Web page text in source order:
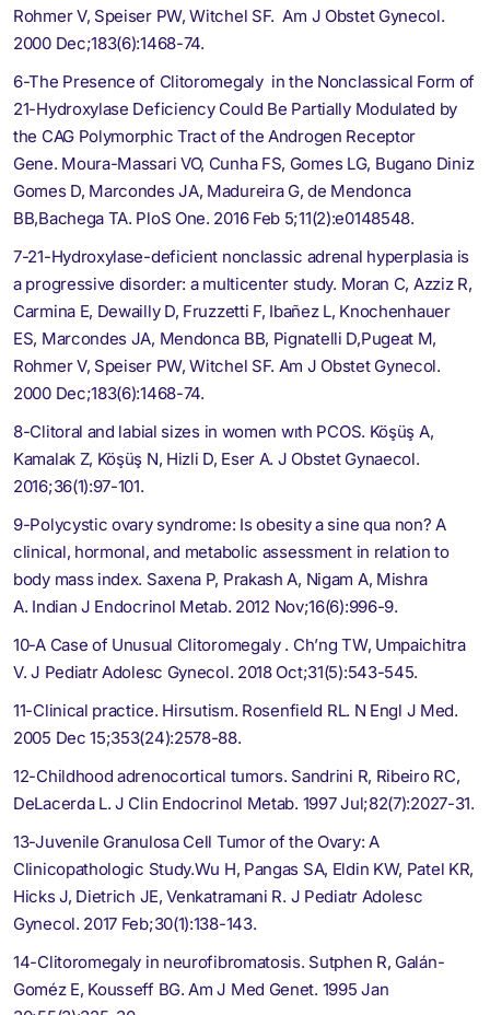
Rohmer V, Speiser PW, Witchel SF. Am J Obstet Gynecol.
2000 Dec;183(6):1468-74.
6-The Presence of Clitoromegaly in the Nonclassical Form of
21-Hydroxylase Deficiency Could Be Partially Modulated by
the CAG Polymorphic Tract of the Androgen Receptor
Gene. Moura-Massari VO, Cunha FS, Gomes LG, Bugano Diniz
Gomes D, Marcondes JA, Madureira G, de Mendonca
BB,Bachega TA. PloS One. 2016 Feb 5;11(2):e0148548.
7-21-Hydroxylase-deficient nonclassic adrenal hyperplasia is
a progressive disorder: a multicenter study. Moran C, Azziz R,
Carmina E, Dewailly D, Fruzzetti F, Ibañez L, Knochenhauer
ES, Marcondes JA, Mendonca BB, Pignatelli D,Pugeat M,
Rohmer V, Speiser PW, Witchel SF. Am J Obstet Gynecol.
2000 Dec;183(6):1468-74.
8-Clitoral and labial sizes in women wıth PCOS. Köşüş A,
Kamalak Z, Köşüş N, Hizli D, Eser A. J Obstet Gynaecol.
2016;36(1):97-101.
9-Polycystic ovary syndrome: Is obesity a sine qua non? A
clinical, hormonal, and metabolic assessment in relation to
body mass index. Saxena P, Prakash A, Nigam A, Mishra
A. Indian J Endocrinol Metab. 2012 Nov;16(6):996-9.
10-A Case of Unusual Clitoromegaly . Ch’ng TW, Umpaichitra
V. J Pediatr Adolesc Gynecol. 2018 Oct;31(5):543-545.
11-Clinical practice. Hirsutism. Rosenfield RL. N Engl J Med.
2005 Dec 15;353(24):2578-88.
12-Childhood adrenocortical tumors. Sandrini R, Ribeiro RC,
DeLacerda L. J Clin Endocrinol Metab. 1997 Jul;82(7):2027-31.
13-Juvenile Granulosa Cell Tumor of the Ovary: A
Clinicopathologic Study.Wu H, Pangas SA, Eldin KW, Patel KR,
Hicks J, Dietrich JE, Venkatramani R. J Pediatr Adolesc
Gynecol. 2017 Feb;30(1):138-143.
14-Clitoromegaly in neurofibromatosis. Sutphen R, Galán-
Goméz E, Kousseff BG. Am J Med Genet. 1995 Jan